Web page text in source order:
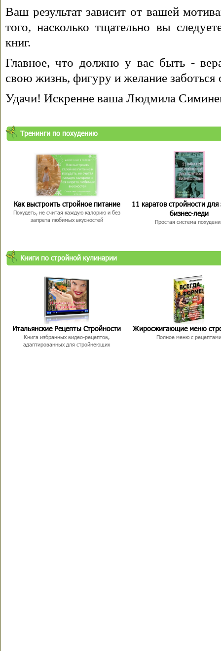
Ваш результат зависит от вашей
того, насколько тщательно вы
книг.
Главное, что должно у вас быть -
свою жизнь, фигуру и желание заботься
Удачи! Искренне ваша Людмила
Тренинги по похудению
Как выстроить стройное питание
Похудеть, не считая каждую калорию и без
запрета любимых вкусностей
11 каратов стройности для
бизнес-леди
Простая система
Книги по стройной кулинарии
Итальянские Рецепты Стройности
Книга избранных видео-рецептов,
адаптированных для стройнеющих
Жиросжигающие меню
Полное меню с рецептами